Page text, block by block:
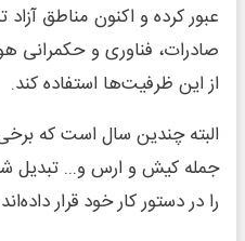
عبور کرده و اکنون مناطق
صادرات، فناوری و حکمرانی
از این ظرفیت‌ها استفاده کند.
البته چندین سال است که
جمله کیش و ارس و... تبدیل
را در دستور کار خود قرار